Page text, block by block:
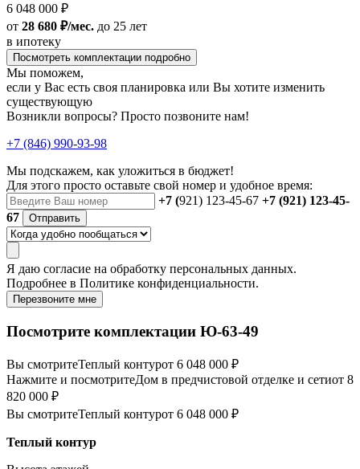
6 048 000 ₽
от 28 680 ₽/мес. до 25 лет
в ипотеку
Посмотреть комплектации подробно
Мы поможем,
если у Вас есть своя планировка или Вы хотите изменить
существующую
Возникли вопросы? Просто позвоните нам!
+7 (846) 990-93-98
Мы подскажем, как уложиться в бюджет!
Для этого просто оставьте свой номер и удобное время:
+7 (921) 123-45-67 +7 (921) 123-45-
67
Отправить
Я даю согласие на обработку персональных данных.
Подробнее в Политике конфиденциальности.
Перезвоните мне
Посмотрите комплектации Ю-63-49
Вы смотритеТеплый контурот 6 048 000 ₽
Нажмите и посмотритеДом в предчистовой отделке и сетиот 8
820 000 ₽
Вы смотритеТеплый контурот 6 048 000 ₽
Теплый контур